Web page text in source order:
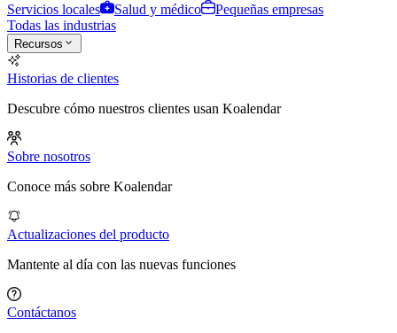
Servicios locales
Salud y médico
Pequeñas empresas
Todas las industrias
Recursos
Historias de clientes
Descubre cómo nuestros clientes usan Koalendar
Sobre nosotros
Conoce más sobre Koalendar
Actualizaciones del producto
Mantente al día con las nuevas funciones
Contáctanos